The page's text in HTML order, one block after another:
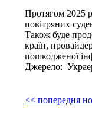
Протягом 2025
повітряних
Також буде
країн,
пошкодженої
Джерело:
<< попередня